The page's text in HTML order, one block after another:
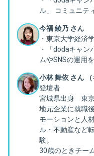
ル」 コミュニテ
今福 綾乃 さん
・東京大学経済
・「dodaキャン
ムやSNSの運用
小林 舞依 さん
登壇者
宮城県出身 東京
地元企業に就職
モーションと人
ル・不動産など
験。
30歳のときチー